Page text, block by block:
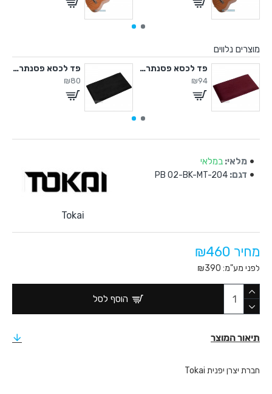
מוצרים נלווים
פד לכסא פסנתר,קורדרוי אדום
₪94
פד לכסא פסנתר,קורדרוי שחור
₪80
מלאי: במלאי
דגם: PB 02-BK-MT-204
Tokai
מחיר ₪460
לפני מע"מ: ₪390
הוסף לסל
תיאור המוצר
חברת יצרן יפנית Tokai